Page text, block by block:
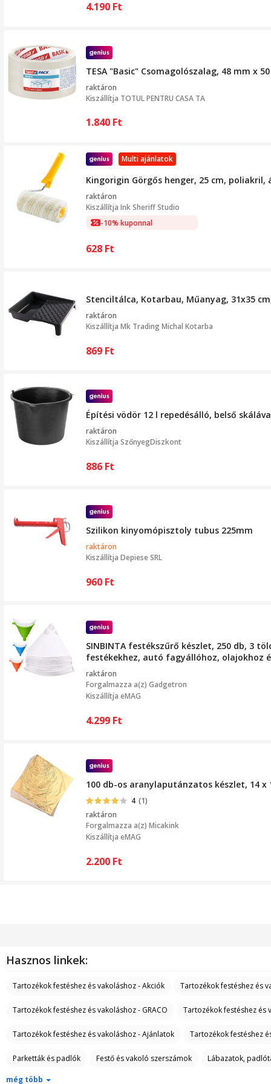
4.190 Ft
TESA "Basic" Csomagolószalag, 48 mm x
raktáron
Kiszállítja TOTUL PENTRU CASA TA
1.840 Ft
Multi ajánlatok
Kingorigin Görgős henger, 25 cm,
raktáron
Kiszállítja Ink Sheriff Studio
-10% kuponnal
628 Ft
Stenciltálca, Kotarbau, Műanyag, 31x35
raktáron
Kiszállítja Mk Trading Michal Kotarba
869 Ft
Építési vödör 12 l repedésálló, belső
raktáron
Kiszállítja SzőnyegDiszkont
886 Ft
Szilikon kinyomópisztoly tubus 225mm
raktáron
Kiszállítja Depiese SRL
960 Ft
SINBINTA festékszűrő készlet, 250 db, 3
festékekhez, autó fagyállóhoz, olajokhoz
raktáron
Forgalmazza a(z) Gadgetron
Kiszállítja eMAG
4.299 Ft
100 db-os aranylaputánzatos készlet, 14 x
4 (1)
raktáron
Forgalmazza a(z) Micakink
Kiszállítja eMAG
2.200 Ft
Hasznos linkek:
Tartozékok festéshez és vakoláshoz - Akciók Tartozékok festéshez és
Tartozékok festéshez és vakoláshoz - GRACO Tartozékok festéshez és
Tartozékok festéshez és vakoláshoz - Ajánlatok Tartozékok festéshez
Parketták és padlók Festő és vakoló szerszámok Lábazatok,
még több